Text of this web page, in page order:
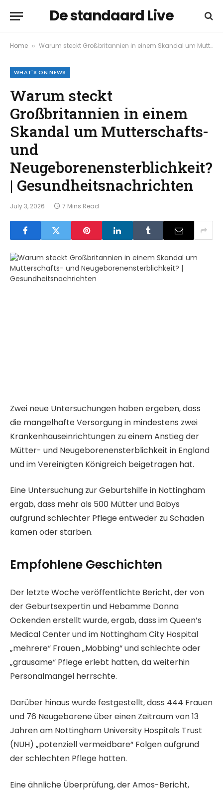
De standaard Live
Home » Warum steckt Großbritannien in einem Skandal um Mutterschafts- und Neugeborenensterblichkeit? | Gesundheitsnachrichten
WHAT'S ON NEWS
Warum steckt
Großbritannien in einem
Skandal um Mutterschafts-
und
Neugeborenensterblichkeit?
| Gesundheitsnachrichten
July 3, 2026 7 Mins Read
Zwei neue Untersuchungen haben ergeben, dass
die mangelhafte Versorgung in mindestens zwei
Krankenhauseinrichtungen zu einem Anstieg der
Mütter- und Neugeborenensterblichkeit in England
und im Vereinigten Königreich beigetragen hat.
Eine Untersuchung zur Geburtshilfe in Nottingham
ergab, dass mehr als 500 Mütter und Babys
aufgrund schlechter Pflege entweder zu Schaden
kamen oder starben.
Empfohlene Geschichten
L
i
s
t
e
m
i
3
A
r
t
i
e
E
n
d
e
d
e
r
i
s
t
e
Der letzte Woche veröffentlichte Bericht, der von
der Geburtsexpertin und Hebamme Donna
Ockenden erstellt wurde, ergab, dass im Queen’s
Medical Center und im Nottingham City Hospital
„mehrere“ Frauen „Mobbing“ und schlechte oder
„grausame“ Pflege erlebt hatten, da weiterhin
Personalmangel herrschte.
Darüber hinaus wurde festgestellt, dass 444 Frauen
und 76 Neugeborene über einen Zeitraum von 13
Jahren am Nottingham University Hospitals Trust
(NUH) „potenziell vermeidbare“ Folgen aufgrund
der schlechten Pflege hatten.
Eine ähnliche Überprüfung, der Amos-Bericht,